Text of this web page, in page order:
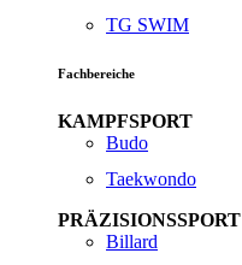
TG SWIM
Fachbereiche
KAMPFSPORT
Budo
Taekwondo
PRÄZISIONSSPORT
Billard